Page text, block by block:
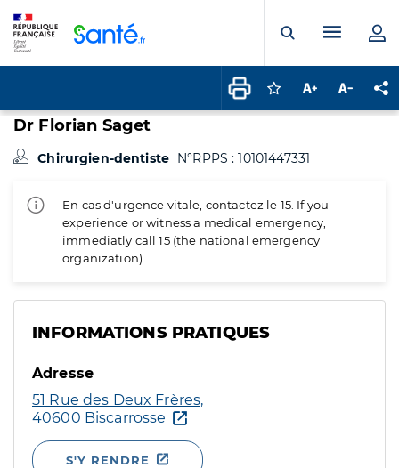
Ouvrir laMenu
Connectez-vous
Augmenter la
Dr Florian Saget
Chirurgien-dentiste N°RPPS : 10101447331
En cas d'urgence vitale, contactez le 15. If you
experience or witness a medical emergency,
immediatly call 15 (the national emergency
organization).
INFORMATIONS PRATIQUES
Adresse
51 Rue des Deux Frères,
40600 Biscarrosse
S'Y RENDRE